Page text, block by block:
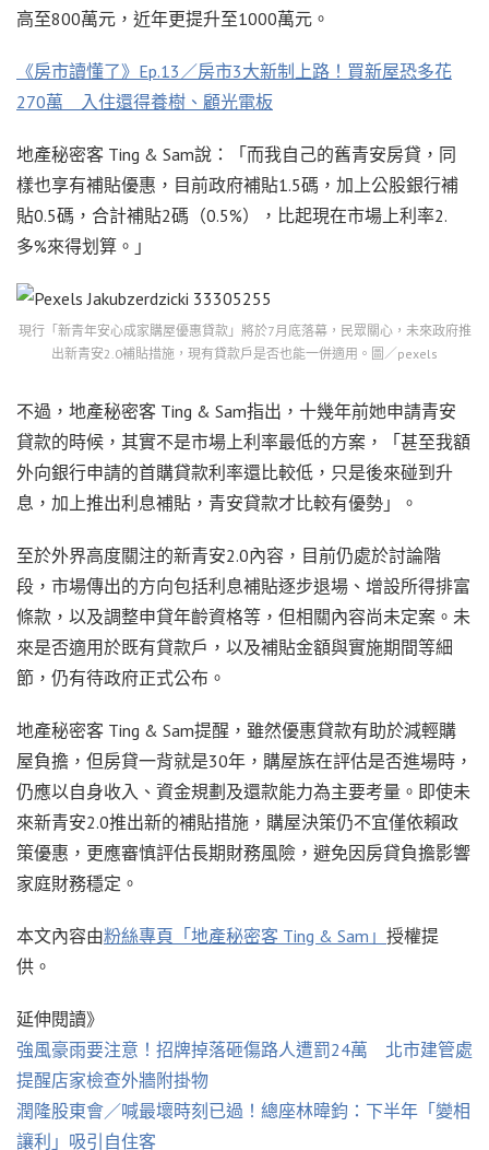
高至800萬元，近年更提升至1000萬元。
《房市讀懂了》Ep.13／房市3大新制上路！買新屋恐多花
270萬 入住還得養樹、顧光電板
地產秘密客 Ting & Sam說：「而我自己的舊青安房貸，同
樣也享有補貼優惠，目前政府補貼1.5碼，加上公股銀行補
貼0.5碼，合計補貼2碼（0.5%），比起現在市場上利率2.
多%來得划算。」
現行「新青年安心成家購屋優惠貸款」將於7月底落幕，民眾關心，未來政府推
出新青安2.0補貼措施，現有貸款戶是否也能一併適用。圖／pexels
不過，地產秘密客 Ting & Sam指出，十幾年前她申請青安
貸款的時候，其實不是市場上利率最低的方案，「甚至我額
外向銀行申請的首購貸款利率還比較低，只是後來碰到升
息，加上推出利息補貼，青安貸款才比較有優勢」。
至於外界高度關注的新青安2.0內容，目前仍處於討論階
段，市場傳出的方向包括利息補貼逐步退場、增設所得排富
條款，以及調整申貸年齡資格等，但相關內容尚未定案。未
來是否適用於既有貸款戶，以及補貼金額與實施期間等細
節，仍有待政府正式公布。
地產秘密客 Ting & Sam提醒，雖然優惠貸款有助於減輕購
屋負擔，但房貸一背就是30年，購屋族在評估是否進場時，
仍應以自身收入、資金規劃及還款能力為主要考量。即使未
來新青安2.0推出新的補貼措施，購屋決策仍不宜僅依賴政
策優惠，更應審慎評估長期財務風險，避免因房貸負擔影響
家庭財務穩定。
本文內容由粉絲專頁「地產秘密客 Ting & Sam」 授權提
供。
延伸閱讀》
強風豪雨要注意！招牌掉落砸傷路人遭罰24萬 北市建管處
提醒店家檢查外牆附掛物
潤隆股東會／喊最壞時刻已過！總座林暐鈞：下半年「變相
讓利」吸引自住客